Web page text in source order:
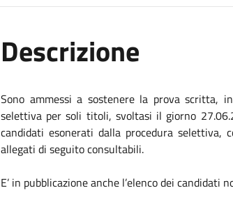
Descrizione
Sono ammessi a sostenere la prova scritta,
selettiva per soli titoli, svoltasi il giorno
candidati esonerati dalla procedura
allegati di seguito consultabili.
E’ in pubblicazione anche l’elenco dei